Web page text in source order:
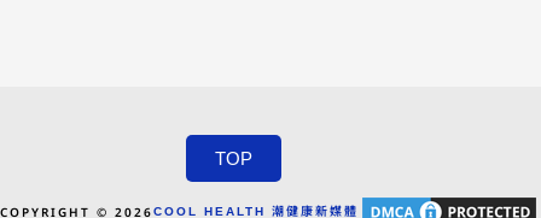
TOP
COPYRIGHT © 2026COOL HEALTH 潮健康新媒體